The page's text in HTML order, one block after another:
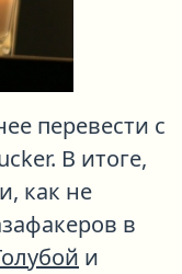
перевести с
В итоге,
как не
в
и